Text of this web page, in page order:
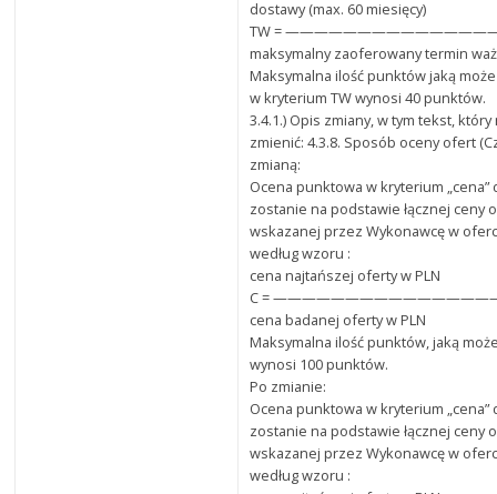
dostawy (max. 60 miesięcy)
TW =
maksymalny zaoferowany termin
Maksymalna ilość punktów jaką
w kryterium TW wynosi 40 punktów.
3.4.1.) Opis zmiany, w tym tekst,
zmienić: 4.3.8. Sposób oceny ofert
zmianą:
Ocena punktowa w kryterium „cena”
zostanie na podstawie łącznej ceny
wskazanej przez Wykonawcę w
według wzoru :
cena najtańszej oferty w PLN
C = ———————————————— x
cena badanej oferty w PLN
Maksymalna ilość punktów, jaką
wynosi 100 punktów.
Po zmianie:
Ocena punktowa w kryterium „cena”
zostanie na podstawie łącznej ceny
wskazanej przez Wykonawcę w
według wzoru :